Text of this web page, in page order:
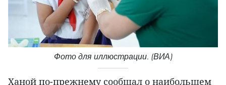
Фото для иллюстрации. (ВИА)
Ханой по-прежнему сообщал о наибольшем